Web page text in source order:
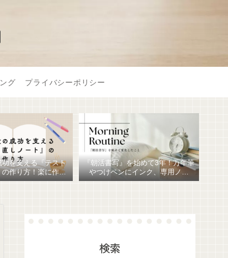
グ プライバシーポリシー
を支える『テスト
作り方！楽に作る
すすめ文房具6選！
『朝活書写』を始めて3年！万年筆
やつけペンにインク、専用ノー
ト、毎日が充実しています。
検索